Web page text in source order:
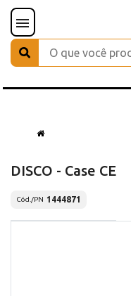
DISCO - Case CE
Cód./PN 1444871